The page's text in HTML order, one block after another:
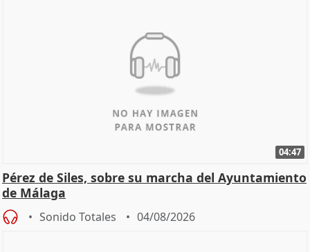
04:47
Pérez de Siles, sobre su marcha del Ayuntamiento
de Málaga
Sonido Totales 04/08/2026